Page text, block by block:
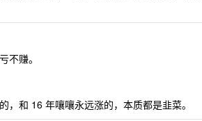
不赚。
和 16 年嚷嚷永远涨的，本质都是韭菜。